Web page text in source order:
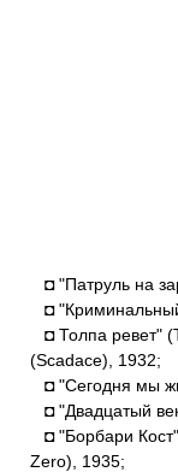
◘ "Патруль на
◘
◘ Толпа ревет"
(Scadace), 1932;
◘ "Сегодня мы
◘ "Двадцатый
◘ "Борбари
Zero), 1935;